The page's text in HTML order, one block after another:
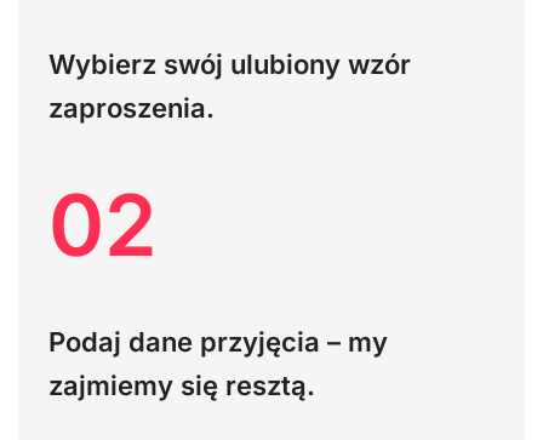
Wybierz swój ulubiony wzór
zaproszenia.
02
Podaj dane przyjęcia – my
zajmiemy się resztą.